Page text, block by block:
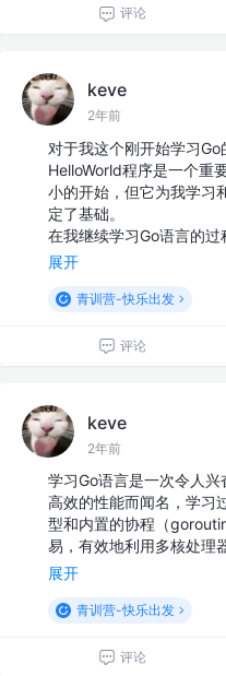
评论
keve
2年前
对于我这个刚开始学习
HelloWorld程序是一个重
小的开始，但它为我学习
定了基础。
在我继续学习Go语言的
展开
青训营-快乐出发
评论
keve
2年前
学习Go语言是一次令人
高效的性能而闻名，学习
型和内置的协程（
易，有效地利用多核处理
展开
青训营-快乐出发
评论